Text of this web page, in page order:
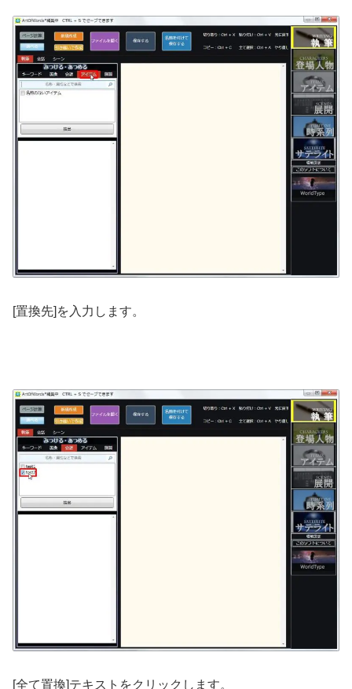
[置換先]を入力します。
[全て置換]テキストをクリックします。